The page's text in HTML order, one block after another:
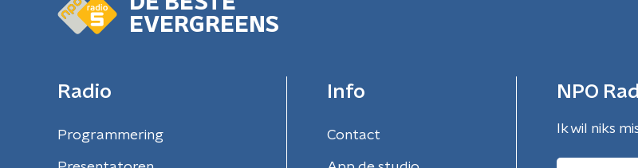
EVERGREENS
Radio
Programmering
Info
Contact
NPO
Ik wil niks